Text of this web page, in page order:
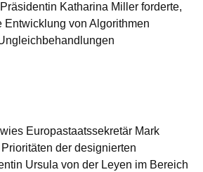
Katharina Miller forderte,
Entwicklung von Algorithmen
Europastaatssekretär Mark
der designierten
Ursula von der Leyen im Bereich